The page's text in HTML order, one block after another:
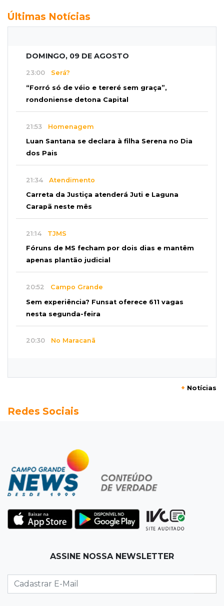
Últimas Notícias
DOMINGO, 09 DE AGOSTO
23:00 Será?
“Forró só de véio e tereré sem graça”,
rondoniense detona Capital
21:53 Homenagem
Luan Santana se declara à filha Serena no Dia
dos Pais
21:34 Atendimento
Carreta da Justiça atenderá Juti e Laguna
Carapã neste mês
21:14 TJMS
Fóruns de MS fecham por dois dias e mantêm
apenas plantão judicial
20:52 Campo Grande
Sem experiência? Funsat oferece 611 vagas
nesta segunda-feira
20:30 No Maracanã
Seleções em MS têm salários de até R$ 8,2 mil;
Jardim Itatiaia
Vigia é amarrado durante roubo de carro e
dois caminhões em pátio
Corinthians vence Bragantino por 2 a 0 e sobe
para 7º no Brasileirão
Na Vila Belmiro
lugar no Brasileirão
+ Notícias
Redes Sociais
ASSINE NOSSA NEWSLETTER